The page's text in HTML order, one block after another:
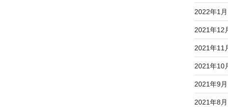
2022年1月
2021年12
2021年11
2021年10
2021年9月
2021年8月